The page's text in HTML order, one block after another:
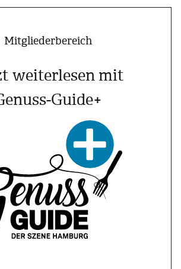
Mitgliederbereich
weiterlesen mit
Guide+